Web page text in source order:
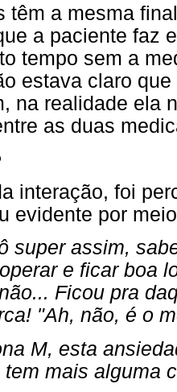
têm a mesma
a paciente faz
tempo sem a
estava claro
na realidade ela
as duas
interação, foi
evidente por
super assim,
e ficar boa
Ficou pra
"Ah, não, é o
M, esta
mais alguma